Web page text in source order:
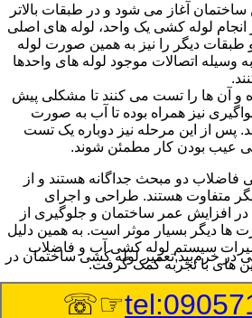
ساختمان آغاز می شود و در طبقات بالاتر
انجام لوله کشی یک واحد، لوله های اصلی
طبقات دیگر را نیز به همین صورت لوله
وسیله اتصالات موجود لوله های واحدها
و آن ها را تست می کنند تا مشکلی پیش
نیز همراه بوده تا آب به صورت
پس از این مرحله نیز دوباره یک تست
بی عیب بودن کار مطمئن شوند.
دو مبحث جداگانه هستند و از
متفاوت هستند. طراحی و اجرای
افزایش عمر ساختمان و جلوگیری از
دیگر بسیار موثر است. به همین دلیل
سیستم لوله کشی آب و فاضلاب
های با تجربه کمک گرفت.
:
در خرم‌بید,تعمیر لوله کشی ساختمان در
☞☏